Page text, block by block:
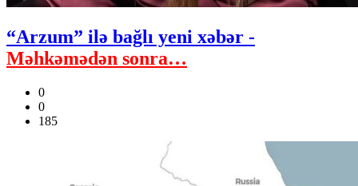
“Arzum” ilə bağlı yeni xəbər -
Məhkəmədən sonra…
0
0
185